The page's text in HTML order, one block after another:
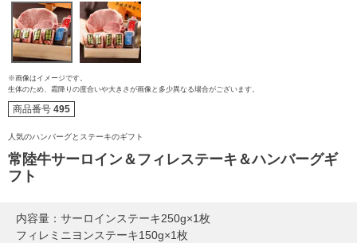
熨斗・カード
すき焼き
※画像はイメージです。
生体のため、霜降りの度合いや大きさが画像と多少異なる場合がございます。
商品番号 495
人気のハンバーグとステーキのギフト
常陸牛サーロイン＆フィレステーキ＆ハンバーグギ
フト
内容量：サーロインステーキ250g×1枚
フィレミニヨンステーキ150g×1枚